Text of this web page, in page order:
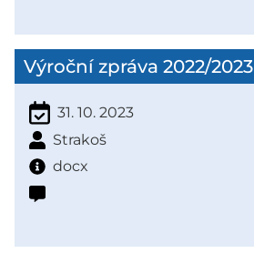
Výroční zpráva 2022/2023
31. 10. 2023
Strakoš
docx